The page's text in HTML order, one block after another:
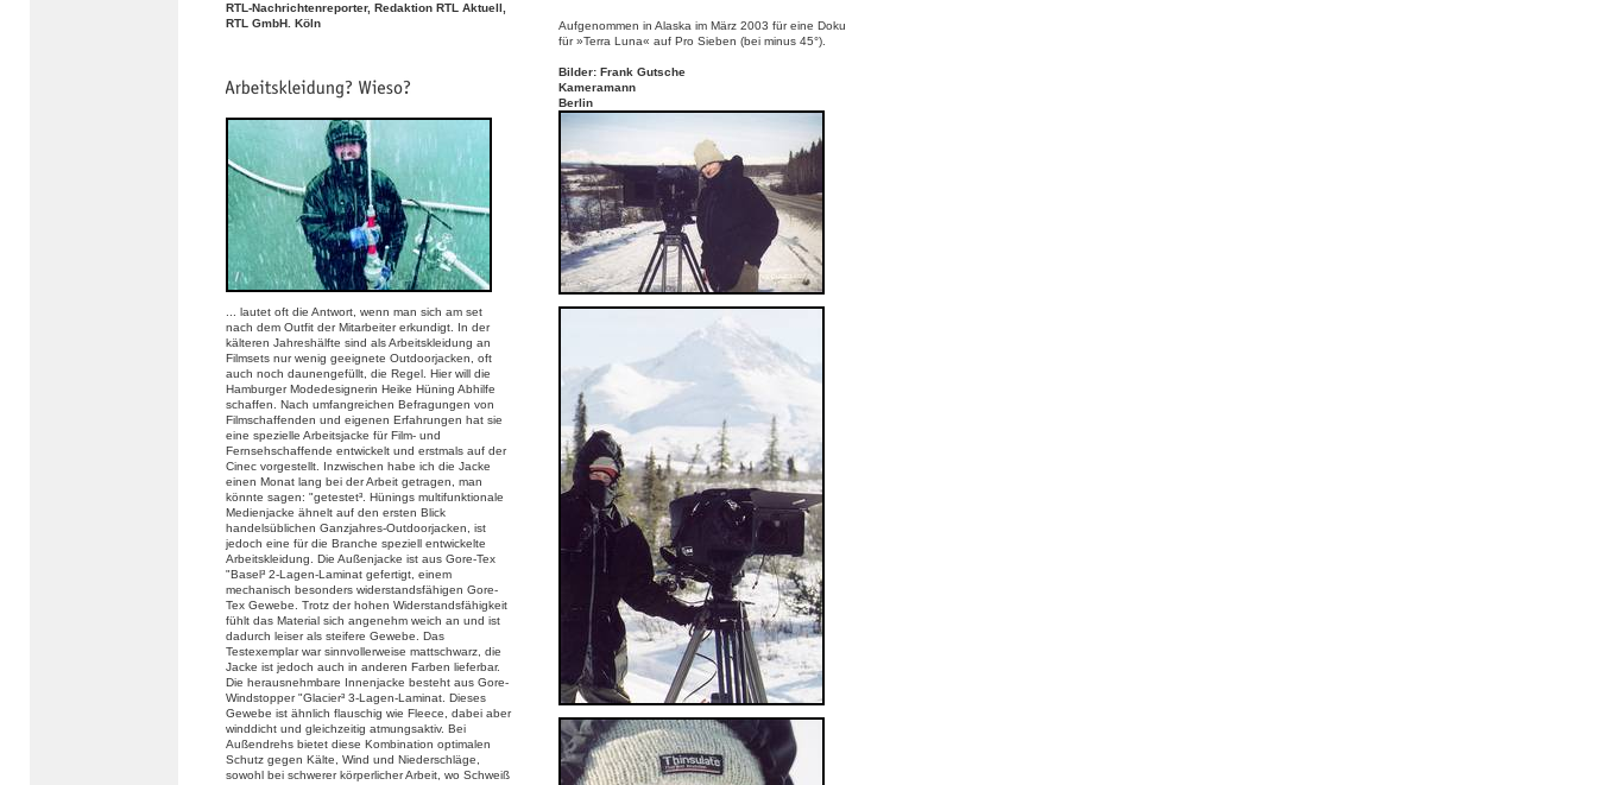
RTL-Nachrichtenreporter, Redaktion RTL Aktuell,
RTL GmbH. Köln
... lautet oft die Antwort, wenn man sich am set
nach dem Outfit der Mitarbeiter erkundigt. In der
kälteren Jahreshälfte sind als Arbeitskleidung an
Filmsets nur wenig geeignete Outdoorjacken, oft
auch noch daunengefüllt, die Regel. Hier will die
Hamburger Modedesignerin Heike Hüning Abhilfe
schaffen. Nach umfangreichen Befragungen von
Filmschaffenden und eigenen Erfahrungen hat sie
eine spezielle Arbeitsjacke für Film- und
Fernsehschaffende entwickelt und erstmals auf der
Cinec vorgestellt. Inzwischen habe ich die Jacke
einen Monat lang bei der Arbeit getragen, man
könnte sagen: "getestet³. Hünings multifunktionale
Medienjacke ähnelt auf den ersten Blick
handelsüblichen Ganzjahres-Outdoorjacken, ist
jedoch eine für die Branche speziell entwickelte
Arbeitskleidung. Die Außenjacke ist aus Gore-Tex
"Basel³ 2-Lagen-Laminat gefertigt, einem
mechanisch besonders widerstandsfähigen Gore-
Tex Gewebe. Trotz der hohen Widerstandsfähigkeit
fühlt das Material sich angenehm weich an und ist
dadurch leiser als steifere Gewebe. Das
Testexemplar war sinnvollerweise mattschwarz, die
Jacke ist jedoch auch in anderen Farben lieferbar.
Die herausnehmbare Innenjacke besteht aus Gore-
Windstopper "Glacier³ 3-Lagen-Laminat. Dieses
Gewebe ist ähnlich flauschig wie Fleece, dabei aber
winddicht und gleichzeitig atmungsaktiv. Bei
Außendrehs bietet diese Kombination optimalen
Schutz gegen Kälte, Wind und Niederschläge,
sowohl bei schwerer körperlicher Arbeit, wo Schweiß
Aufgenommen in Alaska im März 2003 für eine Doku
für »Terra Luna« auf Pro Sieben (bei minus 45°).
Bilder: Frank Gutsche
Kameramann
Berlin